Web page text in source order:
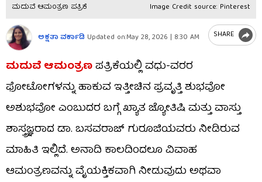
ಮದುವೆ ಆಮಂತ್ರಣ ಪತ್ರಿಕೆ Image Credit source: Pinterest
ಅಕ್ಷತಾ ವರ್ಕಾಡಿ Updated on:May 28, 2026 | 8:30 AM SHARE
ಮದುವೆ ಆಮಂತ್ರಣಪತ್ರಿಕೆಯಲ್ಲಿ ವಧು-ವರರ
ಫೋಟೋಗಳನ್ನು ಹಾಕುವ ಇತ್ತೀಚಿನ ಪ್ರವೃತ್ತಿ ಶುಭವೋ
ಅಶುಭವೋ ಎಂಬುದರ ಬಗ್ಗೆ ಖ್ಯಾತ ಜ್ಯೋತಿಷಿ ಮತ್ತು ವಾಸ್ತು
ಶಾಸ್ತ್ರಜ್ಞರಾದ ಡಾ. ಬಸವರಾಜ್ ಗುರೂಜಿಯವರು ನೀಡಿರುವ
ಮಾಹಿತಿ ಇಲ್ಲಿದೆ. ಅನಾದಿ ಕಾಲದಿಂದಲೂ ವಿವಾಹ
ಆಮಂತ್ರಣವನ್ನು ವೈಯಕ್ತಿಕವಾಗಿ ನೀಡುವುದು ಅಥವಾ